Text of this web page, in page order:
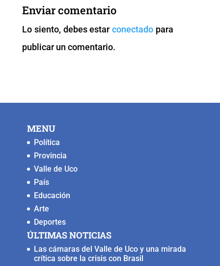
b
o
o
k
A
p
p k
er
Enviar comentario
Lo siento, debes estarconectado para
publicar un comentario.
MENU
Política
Provincia
Valle de Uco
País
Educación
Arte
Deportes
ÚLTIMAS NOTICIAS
Las cámaras del Valle de Uco y una mirada
crítica sobre la crisis con Brasil